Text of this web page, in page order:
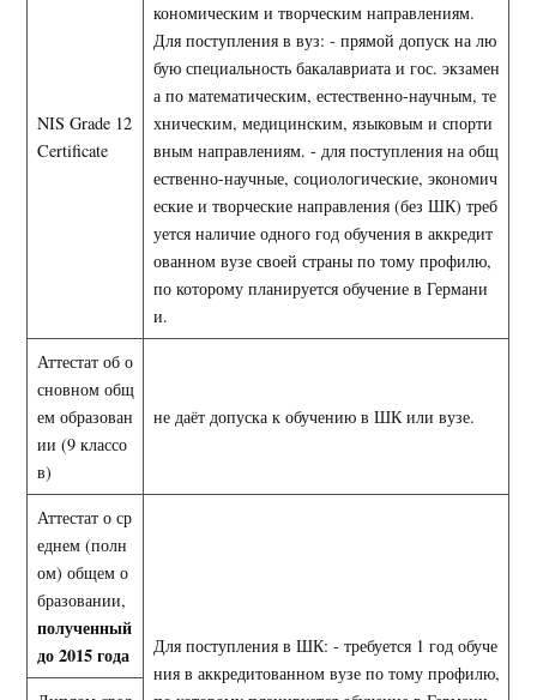
NIS Grade 12
Certificate
кономическим и творческим направлениям.
Для поступления в вуз: - прямой допуск на лю
бую специальность бакалавриата и гос. экзамен
а по математическим, естественно-научным, те
хническим, медицинским, языковым и спорти
вным направлениям. - для поступления на общ
ественно-научные, социологические, экономич
еские и творческие направления (без ШК) треб
уется наличие одного год обучения в аккредит
ованном вузе своей страны по тому профилю,
по которому планируется обучение в Германи
и.
Аттестат об о
сновном общ
ем образован
ии (9 классо
в)
не даёт допуска к обучению в ШК или вузе.
Аттестат о ср
еднем (полн
ом) общем о
бразовании,
полученный
до 2015 года
Для поступления в ШК: - требуется 1 год обуче
ния в аккредитованном вузе по тому профилю,